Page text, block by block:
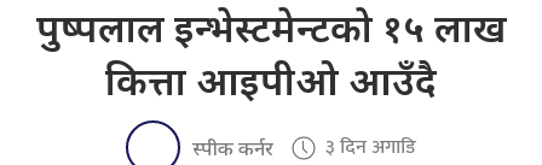
पुष्पलाल इन्भेस्टमेन्टको १५ लाख
कित्ता आइपीओ आउँदै
स्पीक कर्नर ३ दिन अगाडि